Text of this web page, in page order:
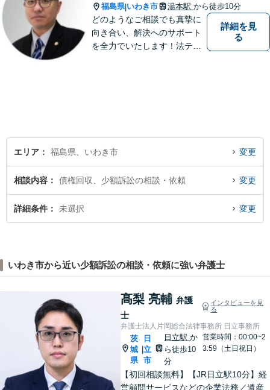
福島県|いわき市 湯本駅 から徒歩10分
どのようなご相談でも真摯に
向き合い、解決へのサポート
を全力でいたします！法テラ
詳細を見
る
エリア 福島県、いわき市 変更
相談内容 債権回収、少額訴訟の相談・依頼 変更
詳細条件 未選択 変更
いわき市から近い少額訴訟の相談・依頼に強い弁護士
髙梨 亮輔 弁護
士
インタビューを見
る
弁護士法人片岡総合法律事務所 日立事務所
茨
城
県
日
立
市
日立駅か
ら徒歩10
分
営業時間：00:00~2
3:59（土日祝日）
【初回相談無料】【JR日立駅10分】経
営顧問サービスなどの企業法務／遺産